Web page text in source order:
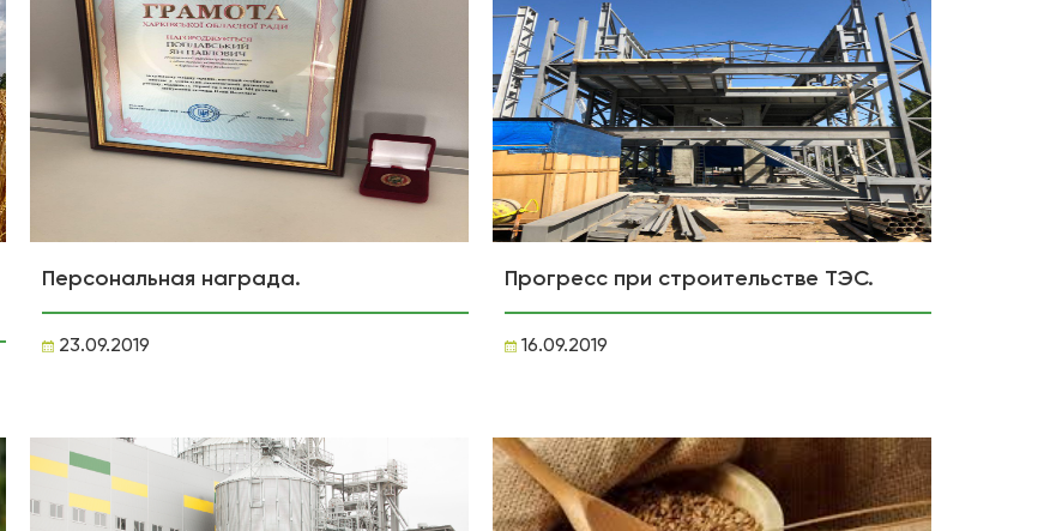
Персональная награда.
23.09.2019
Прогресс при строительстве ТЭС.
16.09.2019